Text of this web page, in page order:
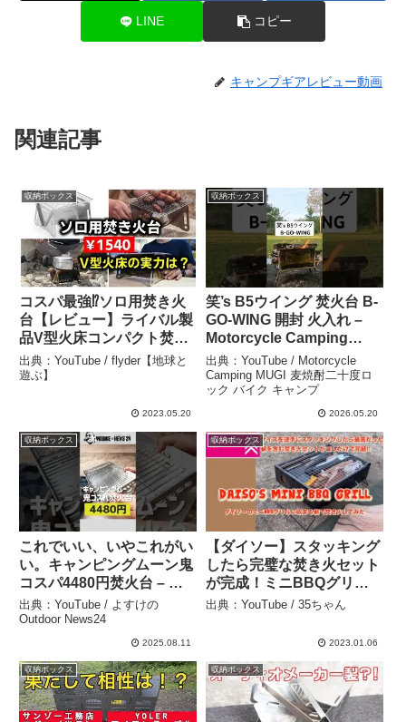
LINE コピー
キャンプギアレビュー動画
関連記事
収納ボックス
コスパ最強⁉ソロ用焚き火
台【レビュー】ライバル製
品V型火床コンパクト焚き
火台も紹介 – flyder【地球
と遊ぶ】
出典：YouTube / flyder【地球と
遊ぶ】
2023.05.20
収納ボックス
笑’s B5ウイング 焚火台 B-
GO-WING 開封 火入れ –
Motorcycle Camping
MUGI 麦焼酎二十度ロック
バイク キャンプ
出典：YouTube / Motorcycle
Camping MUGI 麦焼酎二十度ロ
ック バイク キャンプ
2026.05.20
収納ボックス
これでいい、いやこれがい
い。キャンピングムーン鬼
コスパ4480円焚火台 – よ
すけのOutdoor News24
出典：YouTube / よすけの
Outdoor News24
2025.08.11
収納ボックス
【ダイソー】スタッキング
したら完璧な焚き火セット
が完成！ミニBBQグリル
に収まる薪だけで焚き火し
出典：YouTube / 35ちゃん
2023.01.06
収納ボックス 収納ボックス